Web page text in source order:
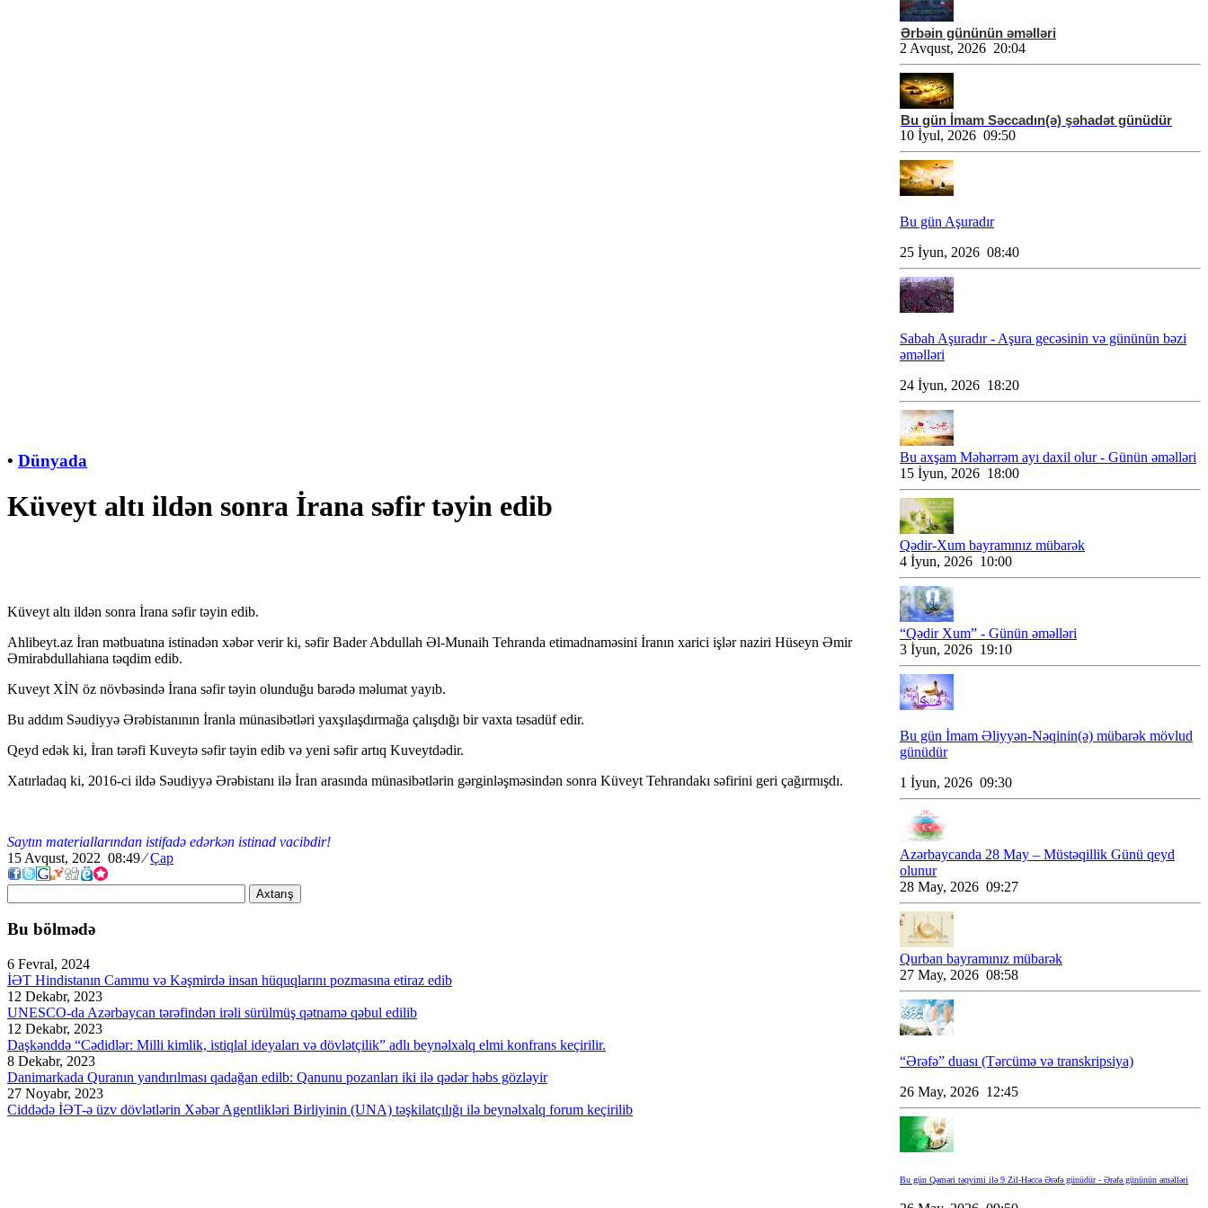
• Dünyada
Küveyt altı ildən sonra İrana səfir təyin edib
Küveyt altı ildən sonra İrana səfir təyin edib.
Ahlibeyt.az İran mətbuatına istinadən xəbər verir ki, səfir Bader Abdullah Əl-Munaih Tehranda etimadnaməsini İranın xarici işlər naziri Hüseyn Əmir
Əmirabdullahiana təqdim edib.
Kuveyt XİN öz növbəsində İrana səfir təyin olunduğu barədə məlumat yayıb.
Bu addım Səudiyyə Ərəbistanının İranla münasibətləri yaxşılaşdırmağa çalışdığı bir vaxta təsadüf edir.
Qeyd edək ki, İran tərəfi Kuveytə səfir təyin edib və yeni səfir artıq Kuveytdədir.
Xatırladaq ki, 2016-ci ildə Səudiyyə Ərəbistanı ilə İran arasında münasibətlərin gərginləşməsindən sonra Küveyt Tehrandakı səfirini geri çağırmışdı.
Saytın materiallarından istifadə edərkən istinad vacibdir!
15 Avqust, 2022 08:49⁄ Çap
Axtarış
Bu bölmədə
6 Fevral, 2024
İƏT Hindistanın Cammu və Kəşmirdə insan hüquqlarını pozmasına etiraz edib
12 Dekabr, 2023
UNESCO-da Azərbaycan tərəfindən irəli sürülmüş qətnamə qəbul edilib
12 Dekabr, 2023
Daşkənddə “Cədidlər: Milli kimlik, istiqlal ideyaları və dövlətçilik” adlı beynəlxalq elmi konfrans keçirilir.
8 Dekabr, 2023
Danimarkada Quranın yandırılması qadağan edilb: Qanunu pozanları iki ilə qədər həbs gözləyir
27 Noyabr, 2023
Ciddədə İƏT-ə üzv dövlətlərin Xəbər Agentlikləri Birliyinin (UNA) təşkilatçılığı ilə beynəlxalq forum keçirilib
Ərbəin gününün əməlləri
2 Avqust, 2026 20:04
Bu gün İmam Səccadın(ə) şəhadət günüdür
10 İyul, 2026 09:50
Bu gün Aşuradır
25 İyun, 2026 08:40
Sabah Aşuradır - Aşura gecəsinin və gününün bəzi
əməlləri
24 İyun, 2026 18:20
Bu axşam Məhərrəm ayı daxil olur - Günün əməlləri
15 İyun, 2026 18:00
Qədir-Xum bayramınız mübarək
4 İyun, 2026 10:00
“Qədir Xum” - Günün əməlləri
3 İyun, 2026 19:10
Bu gün İmam Əliyyən-Nəqinin(ə) mübarək mövlud
günüdür
1 İyun, 2026 09:30
Azərbaycanda 28 May – Müstəqillik Günü qeyd
olunur
28 May, 2026 09:27
Qurban bayramınız mübarək
27 May, 2026 08:58
“Ərəfə” duası (Tərcümə və transkripsiya)
26 May, 2026 12:45
Bu gün Qəməri təqvimi ilə 9 Zil-Həccə Ərəfə günüdür - Ərəfə gününün əməlləri